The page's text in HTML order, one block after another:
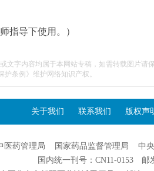
指导下使用。）
文字内容均属于本网站专稿，如需转载图片请
条例》维护网络知识产权。
关于我们 联系我们 版权声
医药管理局 国家药品监督管理局 中
国内统一刊号：CN11-0153 邮